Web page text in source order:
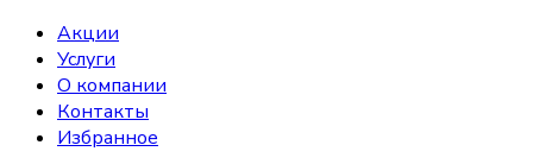
Акции
Услуги
О компании
Контакты
Избранное